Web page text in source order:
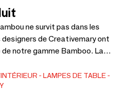
ne survit pas dans les
de Creativemary ont
notre gamme Bamboo. La
Bamboo comprend trois
différentes tailles, soutenus
base en aluminium laqué.
LAMPES DE TABLE